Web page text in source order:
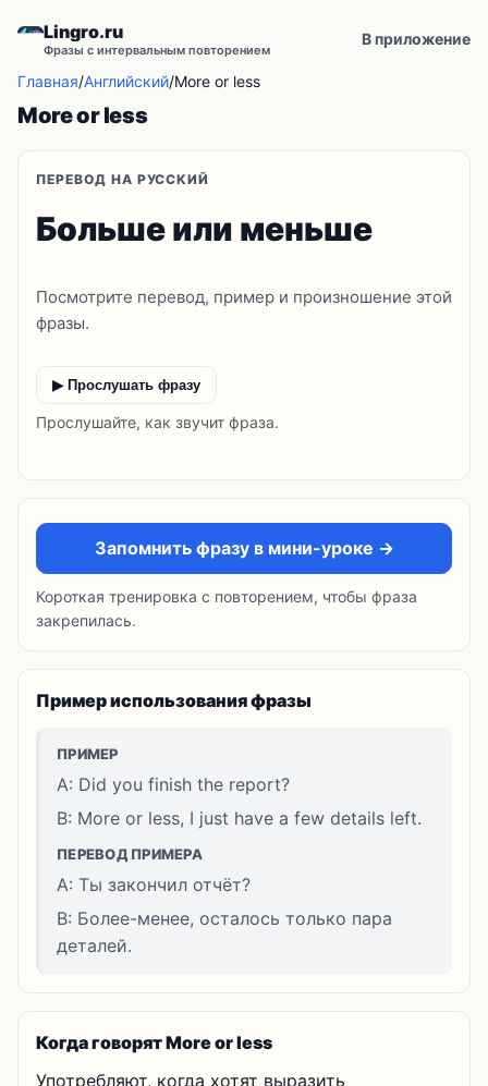
Lingro.ru
Фразы с интервальным повторением
В приложение
Главная/Английский/More or less
More or less
ПЕРЕВОД НА РУССКИЙ
Больше или меньше
Посмотрите перевод, пример и произношение этой
фразы.
▶ Прослушать фразу
Прослушайте, как звучит фраза.
Запомнить фразу в мини-уроке →
Короткая тренировка с повторением, чтобы фраза
закрепилась.
Пример использования фразы
ПРИМЕР
A: Did you finish the report?
B: More or less, I just have a few details left.
ПЕРЕВОД ПРИМЕРА
A: Ты закончил отчёт?
B: Более-менее, осталось только пара
деталей.
Когда говорят More or less
Употребляют, когда хотят выразить